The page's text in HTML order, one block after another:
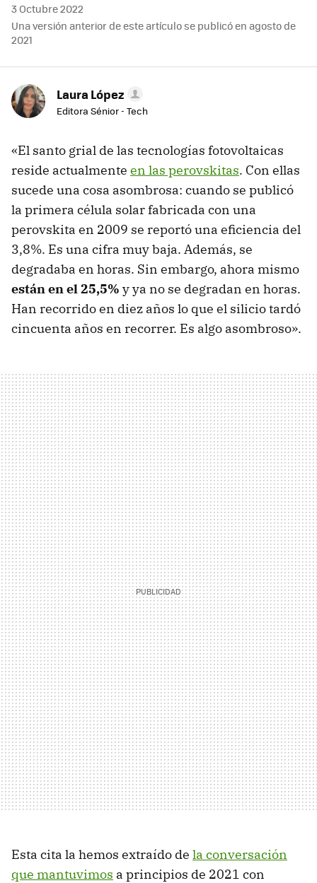
3 Octubre 2022
Una versión anterior de este artículo se publicó en agosto de
2021
Laura López
Editora Sénior - Tech
«El santo grial de las tecnologías fotovoltaicas
reside actualmente en las perovskitas. Con ellas
sucede una cosa asombrosa: cuando se publicó
la primera célula solar fabricada con una
perovskita en 2009 se reportó una eficiencia del
3,8%. Es una cifra muy baja. Además, se
degradaba en horas. Sin embargo, ahora mismo
están en el 25,5% y ya no se degradan en horas.
Han recorrido en diez años lo que el silicio tardó
cincuenta años en recorrer. Es algo asombroso».
Esta cita la hemos extraído de la conversación
que mantuvimos a principios de 2021 con